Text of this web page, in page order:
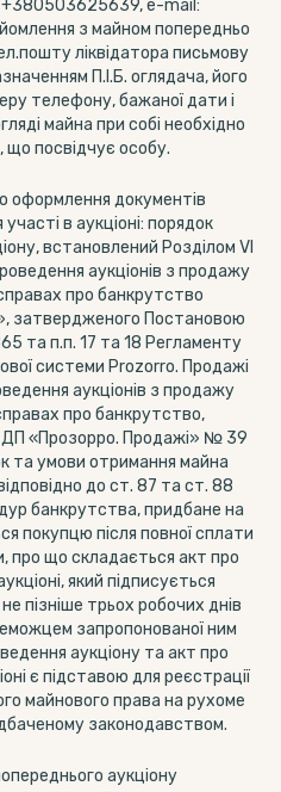
+380503625639, e-mail:
з майном попередньо
ліквідатора письмову
П.І.Б. оглядача, його
телефону, бажаної дати і
майна при собі необхідно
посвідчує особу.
оформлення документів
в аукціоні: порядок
встановлений Розділом VI
аукціонів з продажу
про банкрутство
затвердженого Постановою
та п.п. 17 та 18 Регламенту
системи Prozorro. Продажі
аукціонів з продажу
про банкрутство,
«Прозорро. Продажі» № 39
та умови отримання майна
до ст. 87 та ст. 88
банкрутства, придбане на
покупцю після повної сплати
про що складається акт про
який підписується
пізніше трьох робочих днів
запропонованої ним
аукціону та акт про
є підставою для реєстрації
майнового права на рухоме
законодавством.
аукціону